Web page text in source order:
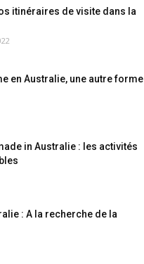
itinéraires de visite dans la
en Australie, une autre forme
in Australie : les activités
: A la recherche de la